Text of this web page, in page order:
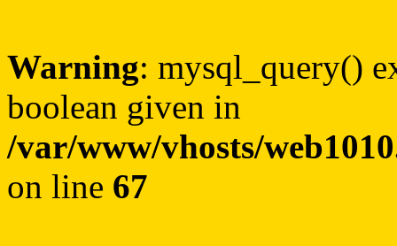
Warning: mysql_query()
boolean given in
/var/www/vhosts/
on line 67